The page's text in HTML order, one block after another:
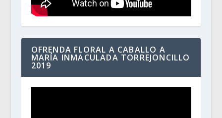
OFRENDA FLORAL A CABALLO A
MARÍA INMACULADA TORREJONCILLO
2019